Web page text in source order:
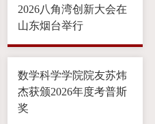
2026八角湾创新大会在
山东烟台举行
数学科学学院院友苏炜
杰获颁2026年度考普斯
奖